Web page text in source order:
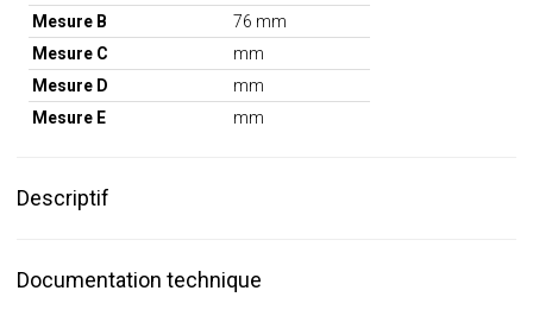
Mesure B
76 mm
Mesure C
mm
Mesure D
mm
Mesure E
mm
Descriptif
Documentation technique